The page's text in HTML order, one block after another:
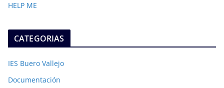
HELP ME
CATEGORIAS
IES Buero Vallejo
Documentación